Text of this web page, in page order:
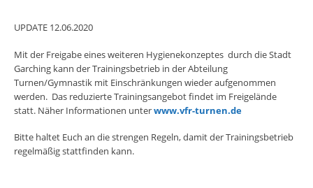
UPDATE 12.06.2020
Mit der Freigabe eines weiteren Hygienekonzeptes durch die Stadt
Garching kann der Trainingsbetrieb in der Abteilung
Turnen/Gymnastik mit Einschränkungen wieder aufgenommen
werden. Das reduzierte Trainingsangebot findet im Freigelände
statt. Näher Informationen unterwww.vfr-turnen.de
Bitte haltet Euch an die strengen Regeln, damit der Trainingsbetrieb
regelmäßig stattfinden kann.